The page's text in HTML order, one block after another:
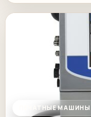
ПЕЧАТНЫЕ МАШИНЫ